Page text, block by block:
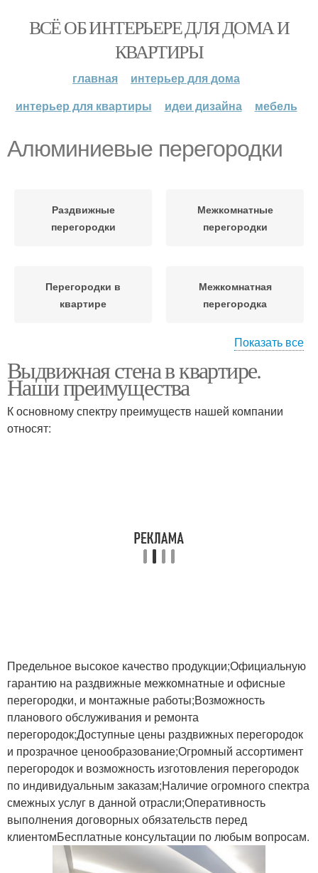
ВСЁ ОБ ИНТЕРЬЕРЕ ДЛЯ ДОМА И
КВАРТИРЫ
главная
интерьер для дома
интерьер для квартиры
идеи дизайна мебель
Алюминиевые перегородки
Раздвижные
перегородки
Межкомнатные
перегородки
Перегородки в
квартире
Межкомнатная
перегородка
раздвижной дверью
перегородка
Двери для перегородки
Перегородка для
комнаты
Перегородка для
зонирования
Перегородки из
поликарбоната
Перегородки с
раздвижными
элементами
Показать все
Выдвижная стена в квартире.
Наши преимущества
К основному спектру преимуществ нашей компании
относят:
Предельное высокое качество продукции;Официальную
гарантию на раздвижные межкомнатные и офисные
перегородки, и монтажные работы;Возможность
планового обслуживания и ремонта
перегородок;Доступные цены раздвижных перегородок
и прозрачное ценообразование;Огромный ассортимент
перегородок и возможность изготовления перегородок
по индивидуальным заказам;Наличие огромного спектра
смежных услуг в данной отрасли;Оперативность
выполнения договорных обязательств перед
клиентомБесплатные консультации по любым вопросам.